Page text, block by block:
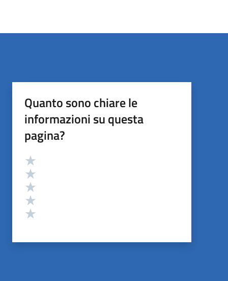
Quanto sono chiare le
informazioni su questa
pagina?
Valutazione